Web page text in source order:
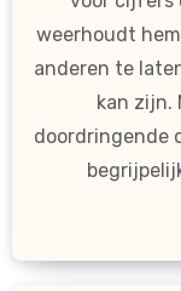
weerhoudt
anderen te
kan zijn.
doordringende